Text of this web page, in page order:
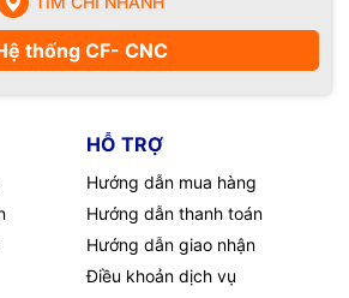
thống CF- CNC
HỖ TRỢ
Hướng dẫn mua hàng
Hướng dẫn thanh toán
Hướng dẫn giao nhận
Điều khoản dịch vụ